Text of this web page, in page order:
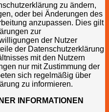
zu ändern,
oder bei Änderungen des
anzupassen. Dies gilt
zur
der Nutzer
der Datenschutzerklärung
mit den Nutzern
nur mit Zustimmung der
sich regelmäßig über
zu informieren.
INFORMATIONEN